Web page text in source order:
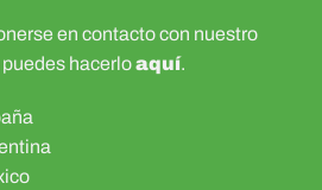
en contacto con nuestro
hacerloaquí.